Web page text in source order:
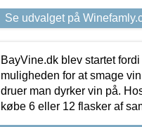
Se udvalget på
BayVine.dk blev startet
muligheden for at smage
druer man dyrker vin på.
købe 6 eller 12 flasker af